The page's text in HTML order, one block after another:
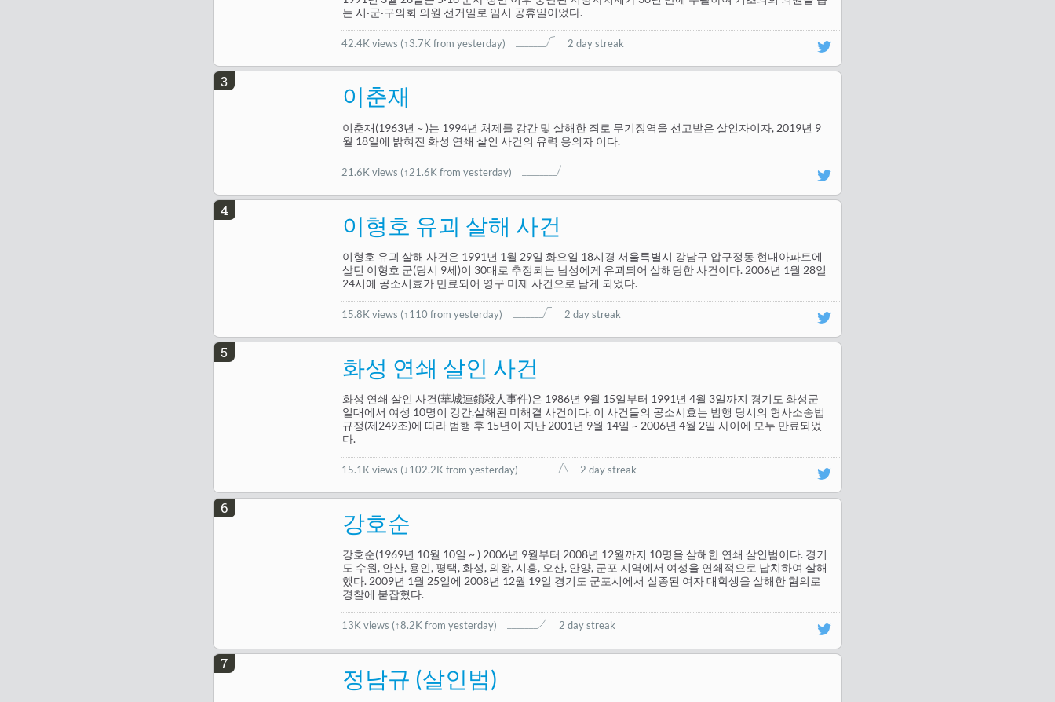
는 시·군·구의회 의원 선거일로 임시 공휴일이었다.
42.4K views (↑3.7K from yesterday) 2 day streak
3
이춘재
이춘재(1963년 ~ )는 1994년 처제를 강간 및 살해한 죄로 무기징역을 선고받은 살인자이자, 2019년 9
월 18일에 밝혀진 화성 연쇄 살인 사건의 유력 용의자 이다.
21.6K views (↑21.6K from yesterday)
4
이형호 유괴 살해 사건
이형호 유괴 살해 사건은 1991년 1월 29일 화요일 18시경 서울특별시 강남구 압구정동 현대아파트에
살던 이형호 군(당시 9세)이 30대로 추정되는 남성에게 유괴되어 살해당한 사건이다. 2006년 1월 28일
24시에 공소시효가 만료되어 영구 미제 사건으로 남게 되었다.
15.8K views (↑110 from yesterday) 2 day streak
5
화성 연쇄 살인 사건
화성 연쇄 살인 사건(華城連鎖殺人事件)은 1986년 9월 15일부터 1991년 4월 3일까지 경기도 화성군
일대에서 여성 10명이 강간,살해된 미해결 사건이다. 이 사건들의 공소시효는 범행 당시의 형사소송법
규정(제249조)에 따라 범행 후 15년이 지난 2001년 9월 14일 ~ 2006년 4월 2일 사이에 모두 만료되었
다.
15.1K views (↓102.2K from yesterday) 2 day streak
6
강호순
강호순(1969년 10월 10일 ~ ) 2006년 9월부터 2008년 12월까지 10명을 살해한 연쇄 살인범이다. 경기
도 수원, 안산, 용인, 평택, 화성, 의왕, 시흥, 오산, 안양, 군포 지역에서 여성을 연쇄적으로 납치하여 살해
했다. 2009년 1월 25일에 2008년 12월 19일 경기도 군포시에서 실종된 여자 대학생을 살해한 혐의로
경찰에 붙잡혔다.
13K views (↑8.2K from yesterday) 2 day streak
7
정남규 (살인범)